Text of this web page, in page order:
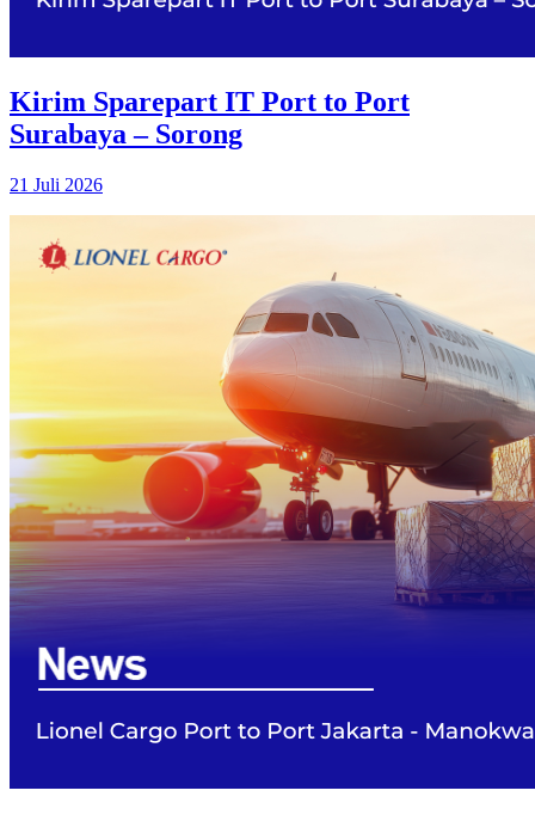
Kirim Sparepart IT Port to Port
Surabaya – Sorong
21 Juli 2026